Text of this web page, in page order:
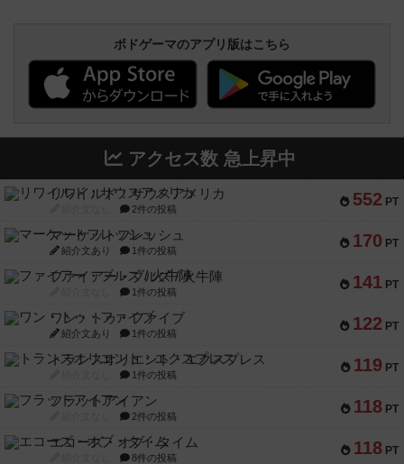
ボドゲーマのアプリ版はこちら
アクセス数 急上昇中
552 PT
リワイルド：サウスアメリカ
2件の投稿
170 PT
マーケットフレッシュ
紹介文あり 1件の投稿
141 PT
ファイアー・ブルズ / 火牛陣
1件の投稿
122 PT
ワン・トゥ・ファイブ
紹介文あり 1件の投稿
119 PT
トランスオリエント・エクスプレス
1件の投稿
118 PT
フラットアイアン
2件の投稿
118 PT
エコーズ・オブ・タイム
8件の投稿